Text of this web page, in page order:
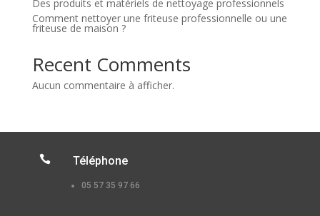
Des produits et matériels de nettoyage professionnels
Comment nettoyer une friteuse professionnelle ou une
friteuse de maison ?
Recent Comments
Aucun commentaire à afficher.
 Téléphone
05 57 35 97 66